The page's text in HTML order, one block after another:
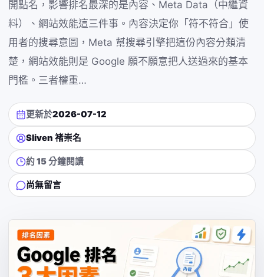
開點名，影響排名最深的是內容、Meta Data（中繼資
料）、網站效能這三件事。內容決定你「符不符合」使
用者的搜尋意圖，Meta 幫搜尋引擎把這份內容分類清
楚，網站效能則是 Google 願不願意把人送過來的基本
門檻。三者權重…
更新於2026-07-12
Sliven 褚崇名
約 15 分鐘閱讀
尚無留言